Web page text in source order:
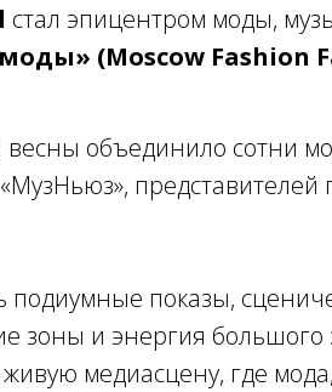
стал эпицентром моды,
(Moscow Fashion
объединило сотни
показы,
зоны и энергия
медиасцену, где